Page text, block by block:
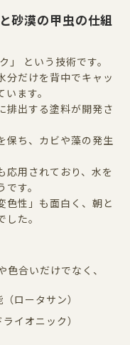
砂漠の甲虫の仕組
」 という技術です。
分だけを背中でキャッ
ます。
排出する塗料が開発さ
保ち、カビや藻の発生
応用されており、水を
す。
色性」も面白く、朝と
た。
合いだけでなく、
ロータサン）
イオニック）